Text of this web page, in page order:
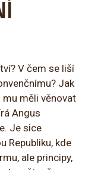
V čem se liší
Jak
mu měli věnovat
Angus
Je sice
Republiku, kde
ale principy,